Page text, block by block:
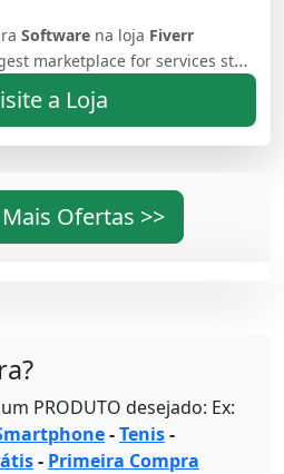
Software na loja Fiverr
Fiverr® is the world's largest marketplace for services starting at $5.
a Loja
Ofertas >>
PRODUTO desejado: Ex:
-Tenis-
- Primeira Compra